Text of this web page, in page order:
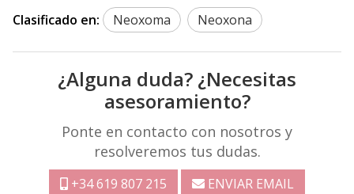
Clasificado en: Neoxoma Neoxona
¿Alguna duda? ¿Necesitas
asesoramiento?
Ponte en contacto con nosotros y
resolveremos tus dudas.
+34 619 807 215 ENVIAR EMAIL